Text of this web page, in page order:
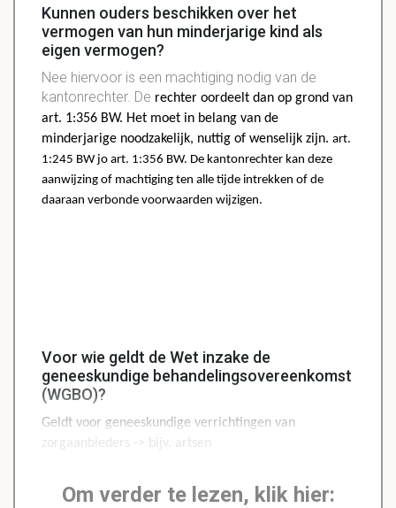
Kunnen ouders beschikken over het
vermogen van hun minderjarige kind als
eigen vermogen?
Nee hiervoor is een machtiging nodig van de
kantonrechter. De rechter oordeelt dan op grond van
art. 1:356 BW. Het moet in belang van de
minderjarige noodzakelijk, nuttig of wenselijk zijn. art.
1:245 BW jo art. 1:356 BW. De kantonrechter kan deze
aanwijzing of machtiging ten alle tijde intrekken of de
daaraan verbonde voorwaarden wijzigen.
Voor wie geldt de Wet inzake de
geneeskundige behandelingsovereenkomst
(WGBO)?
Geldt voor geneeskundige verrichtingen van
zorgaanbieders -> bijv. artsen
Om verder te lezen, klik hier: